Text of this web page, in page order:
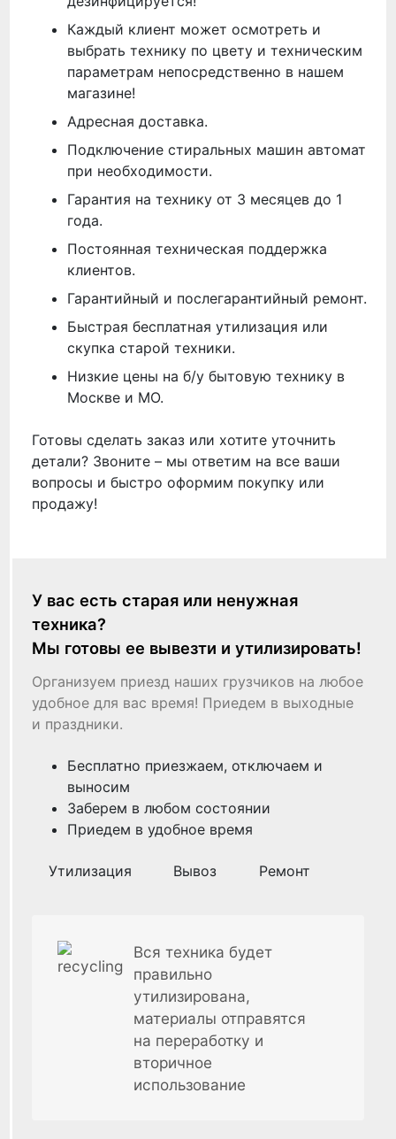
Каждый клиент может осмотреть и
выбрать технику по цвету и техническим
параметрам непосредственно в нашем
магазине!
Адресная доставка.
Подключение стиральных машин автомат
при необходимости.
Гарантия на технику от 3 месяцев до 1
года.
Постоянная техническая поддержка
клиентов.
Гарантийный и послегарантийный ремонт.
Быстрая бесплатная утилизация или
скупка старой техники.
Низкие цены на б/у бытовую технику в
Москве и МО.
Готовы сделать заказ или хотите уточнить
детали? Звоните – мы ответим на все ваши
вопросы и быстро оформим покупку или
продажу!
У вас есть старая или ненужная
техника?
Мы готовы ее вывезти и утилизировать!
Организуем приезд наших грузчиков на любое
удобное для вас время! Приедем в выходные
и праздники.
Бесплатно приезжаем, отключаем и
выносим
Заберем в любом состоянии
Приедем в удобное время
Утилизация Вывоз Ремонт
Вся техника будет
правильно
утилизирована,
материалы отправятся
на переработку и
вторичное
использование